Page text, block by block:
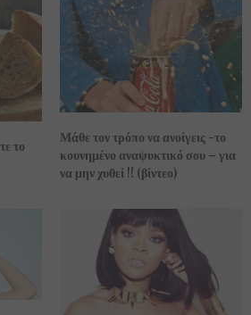
το
Μάθε τον τρόπο να ανοίγεις -το
κουνημένο αναψυκτικό σου – για
να μην χυθεί !! (βίντεο)